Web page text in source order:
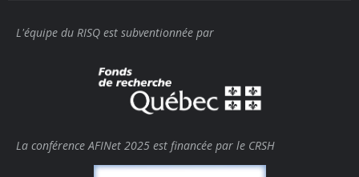
L'équipe du RISQ est subventionnée par
La conférence AFINet 2025 est financée par le CRSH